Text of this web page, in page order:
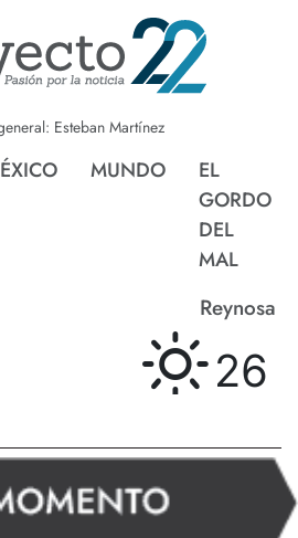
Esteban Martínez
MUNDO
EL
GORDO
DEL
MAL
C